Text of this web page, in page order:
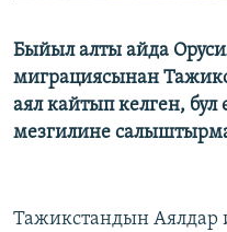
Быйыл алты айда
миграциясынан
аял кайтып келген,
мезгилине
Тажикстандын Аялдар